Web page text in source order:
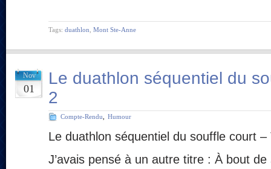
Tags: duathlon Mont Ste-Anne
Nov
01
Le duathlon séquentiel du
2
Compte-Rendu Humour
Le duathlon séquentiel du souffle court
J’avais pensé à un autre titre : À bout de